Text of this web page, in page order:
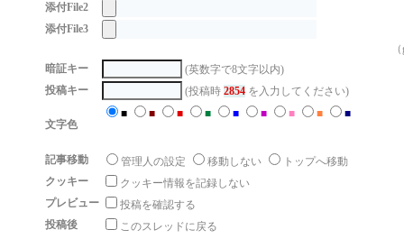
添付File2
添付File3
暗証キー
(英数字で8文字以内)
投稿キー
(投稿時 2854 を入力してください)
文字色
■ ■ ■ ■ ■ ■ ■ ■ ■
記事移動 管理人の設定 移動しない
トップへ移動
クッキー
クッキー情報を記録しない
プレビュー
投稿を確認する
投稿後
このスレッドに戻る